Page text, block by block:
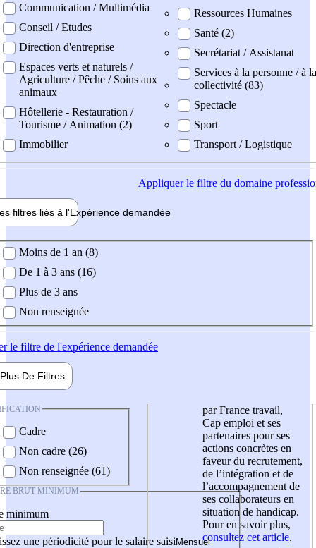
Communication / Multimédia
Conseil / Etudes
Direction d'entreprise
Espaces verts et naturels /
Agriculture / Pêche / Soins aux
animaux
Hôtellerie - Restauration /
Tourisme / Animation (2)
Immobilier
Ressources Humaines
Santé (2)
Secrétariat / Assistanat
Services à la personne / à la
collectivité (83)
Spectacle
Sport
Transport / Logistique
Appliquerle filtre du domaine
filtres liés à l'Expérience demandée
demandée
Moins de 1 an (8)
De 1 à 3 ans (16)
Plus de 3 ans
Non renseignée
le filtre de l'expérience demandée
Plus De Filtres
Cadre
Non cadre (26)
Non renseignée (61)
BRUT MINIMUM
minimum
une périodicité pour le salaire saisi
par France travail,
Cap emploi et ses
partenaires pour ses
actions concrètes en
faveur du recrutement,
de l’intégration et de
l’accompagnement de
ses collaborateurs en
situation de handicap.
Pour en savoir plus,
consultez cet article.